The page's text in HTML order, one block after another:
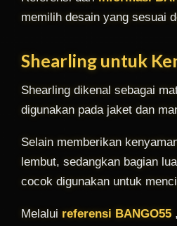
memilih desain yang sesuai
Shearling untuk
Shearling dikenal sebagai
digunakan pada jaket dan
Selain memberikan
lembut, sedangkan bagian
cocok digunakan untuk
Melalui referensi BANGO55